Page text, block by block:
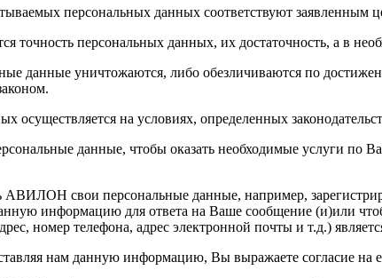
персональных данных соответствуют
точность персональных данных, их достаточность, а в
данные уничтожаются, либо обезличиваются по
осуществляется на условиях, определенных
данные, чтобы оказать необходимые услуги по
свои персональные данные, например,
информацию для ответа на Ваше сообщение (и)или
номер телефона, адрес электронной почты и т.д.)
нам данную информацию, Вы выражаете